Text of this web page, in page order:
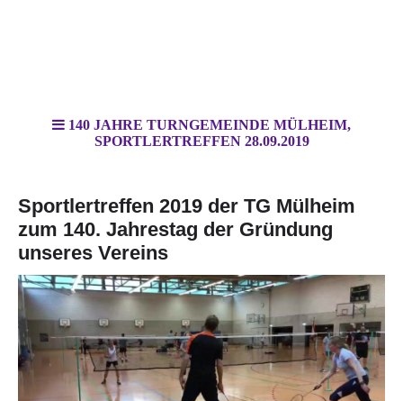
140 JAHRE TURNGEMEINDE MÜLHEIM,
SPORTLERTREFFEN 28.09.2019
Sportlertreffen 2019 der TG Mülheim
zum 140. Jahrestag der Gründung
unseres Vereins